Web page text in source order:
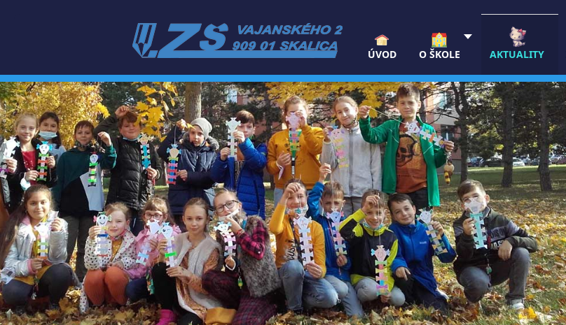
ÚVOD O ŠKOLE AKTUALITY